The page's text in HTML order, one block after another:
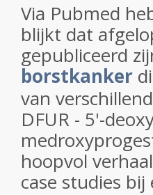
Via Pubmed
blijkt dat
gepubliceerd
borstkanker
van
DFUR - 5'-
hoopvol
case studies bij